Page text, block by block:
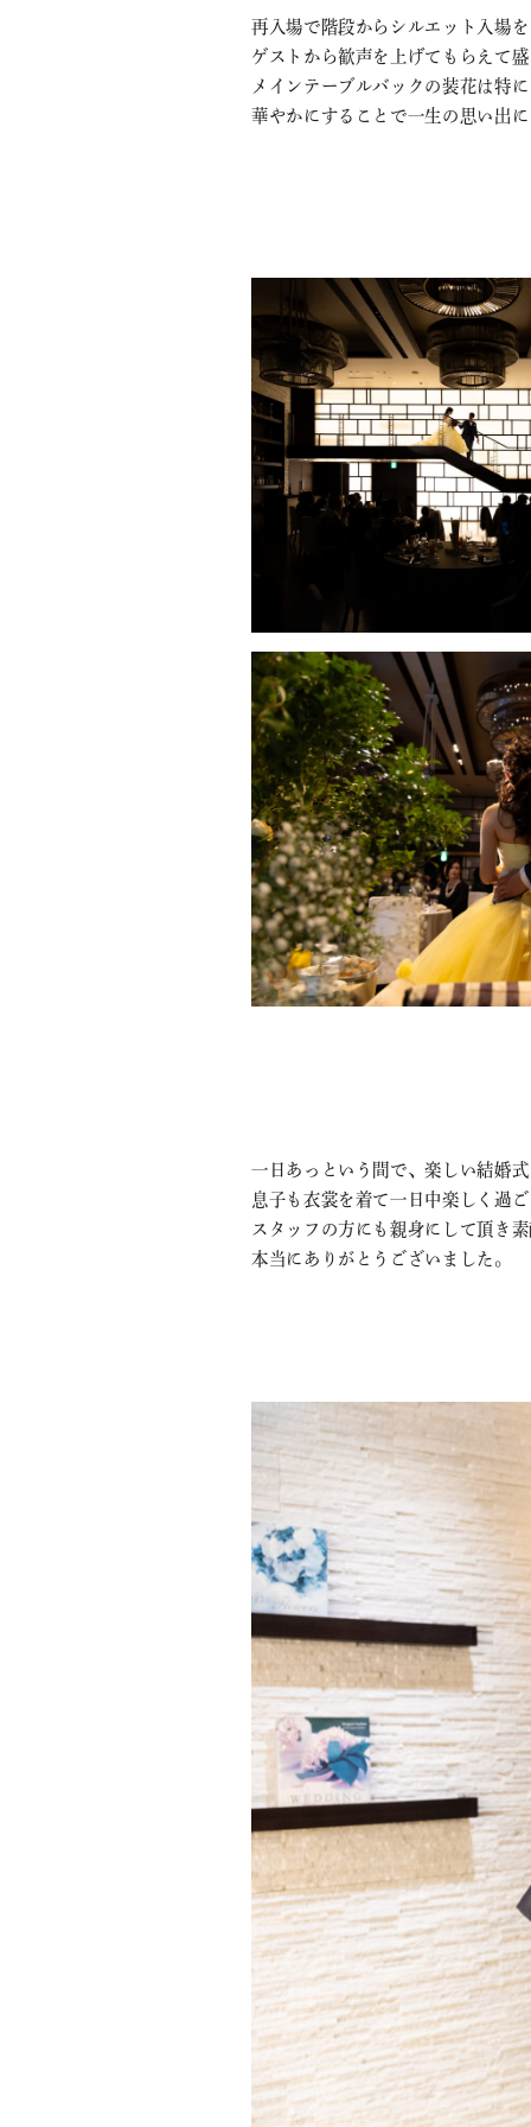
再入場で階段からシルエット入場
ゲストから歓声を上げてもらえて
メインテーブルバックの装花は特
華やかにすることで一生の思い出
一日あっという間で、楽しい結婚
息子も衣裳を着て一日中楽しく過
スタッフの方にも親身にして頂き
本当にありがとうございました。